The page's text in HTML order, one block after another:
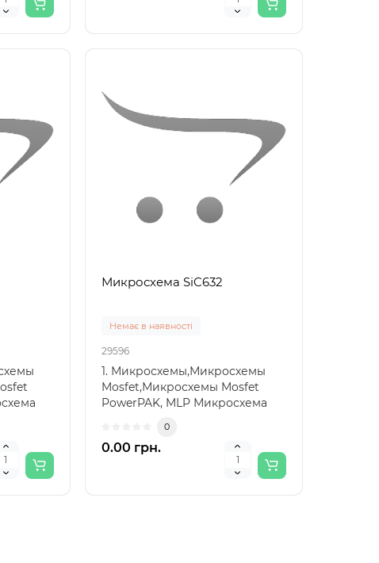
Микросхема SiC632
Немає в наявності
29596
1. Микросхемы,Микросхемы
Mosfet,Микросхемы Mosfet
PowerPAK, MLP Микросхема
0
0.00 грн.